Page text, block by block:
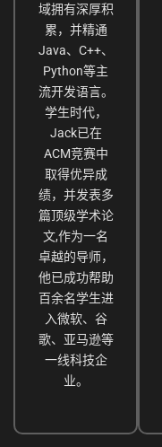
域拥有深厚积
累，并精通
Java、C++、
Python等主
流开发语言。
学生时代，
Jack已在
ACM竞赛中
取得优异成
绩，并发表多
篇顶级学术论
文,作为一名
卓越的导师，
他已成功帮助
百余名学生进
入微软、谷
歌、亚马逊等
一线科技企
业。